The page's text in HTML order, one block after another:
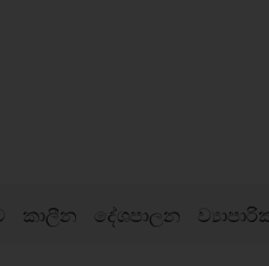
කාලීන දේශපාලන